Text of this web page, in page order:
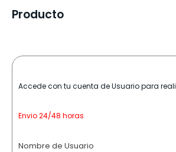
Producto
Accede con tu cuenta de Usuario para
Envio 24/48 horas
Nombre de Usuario